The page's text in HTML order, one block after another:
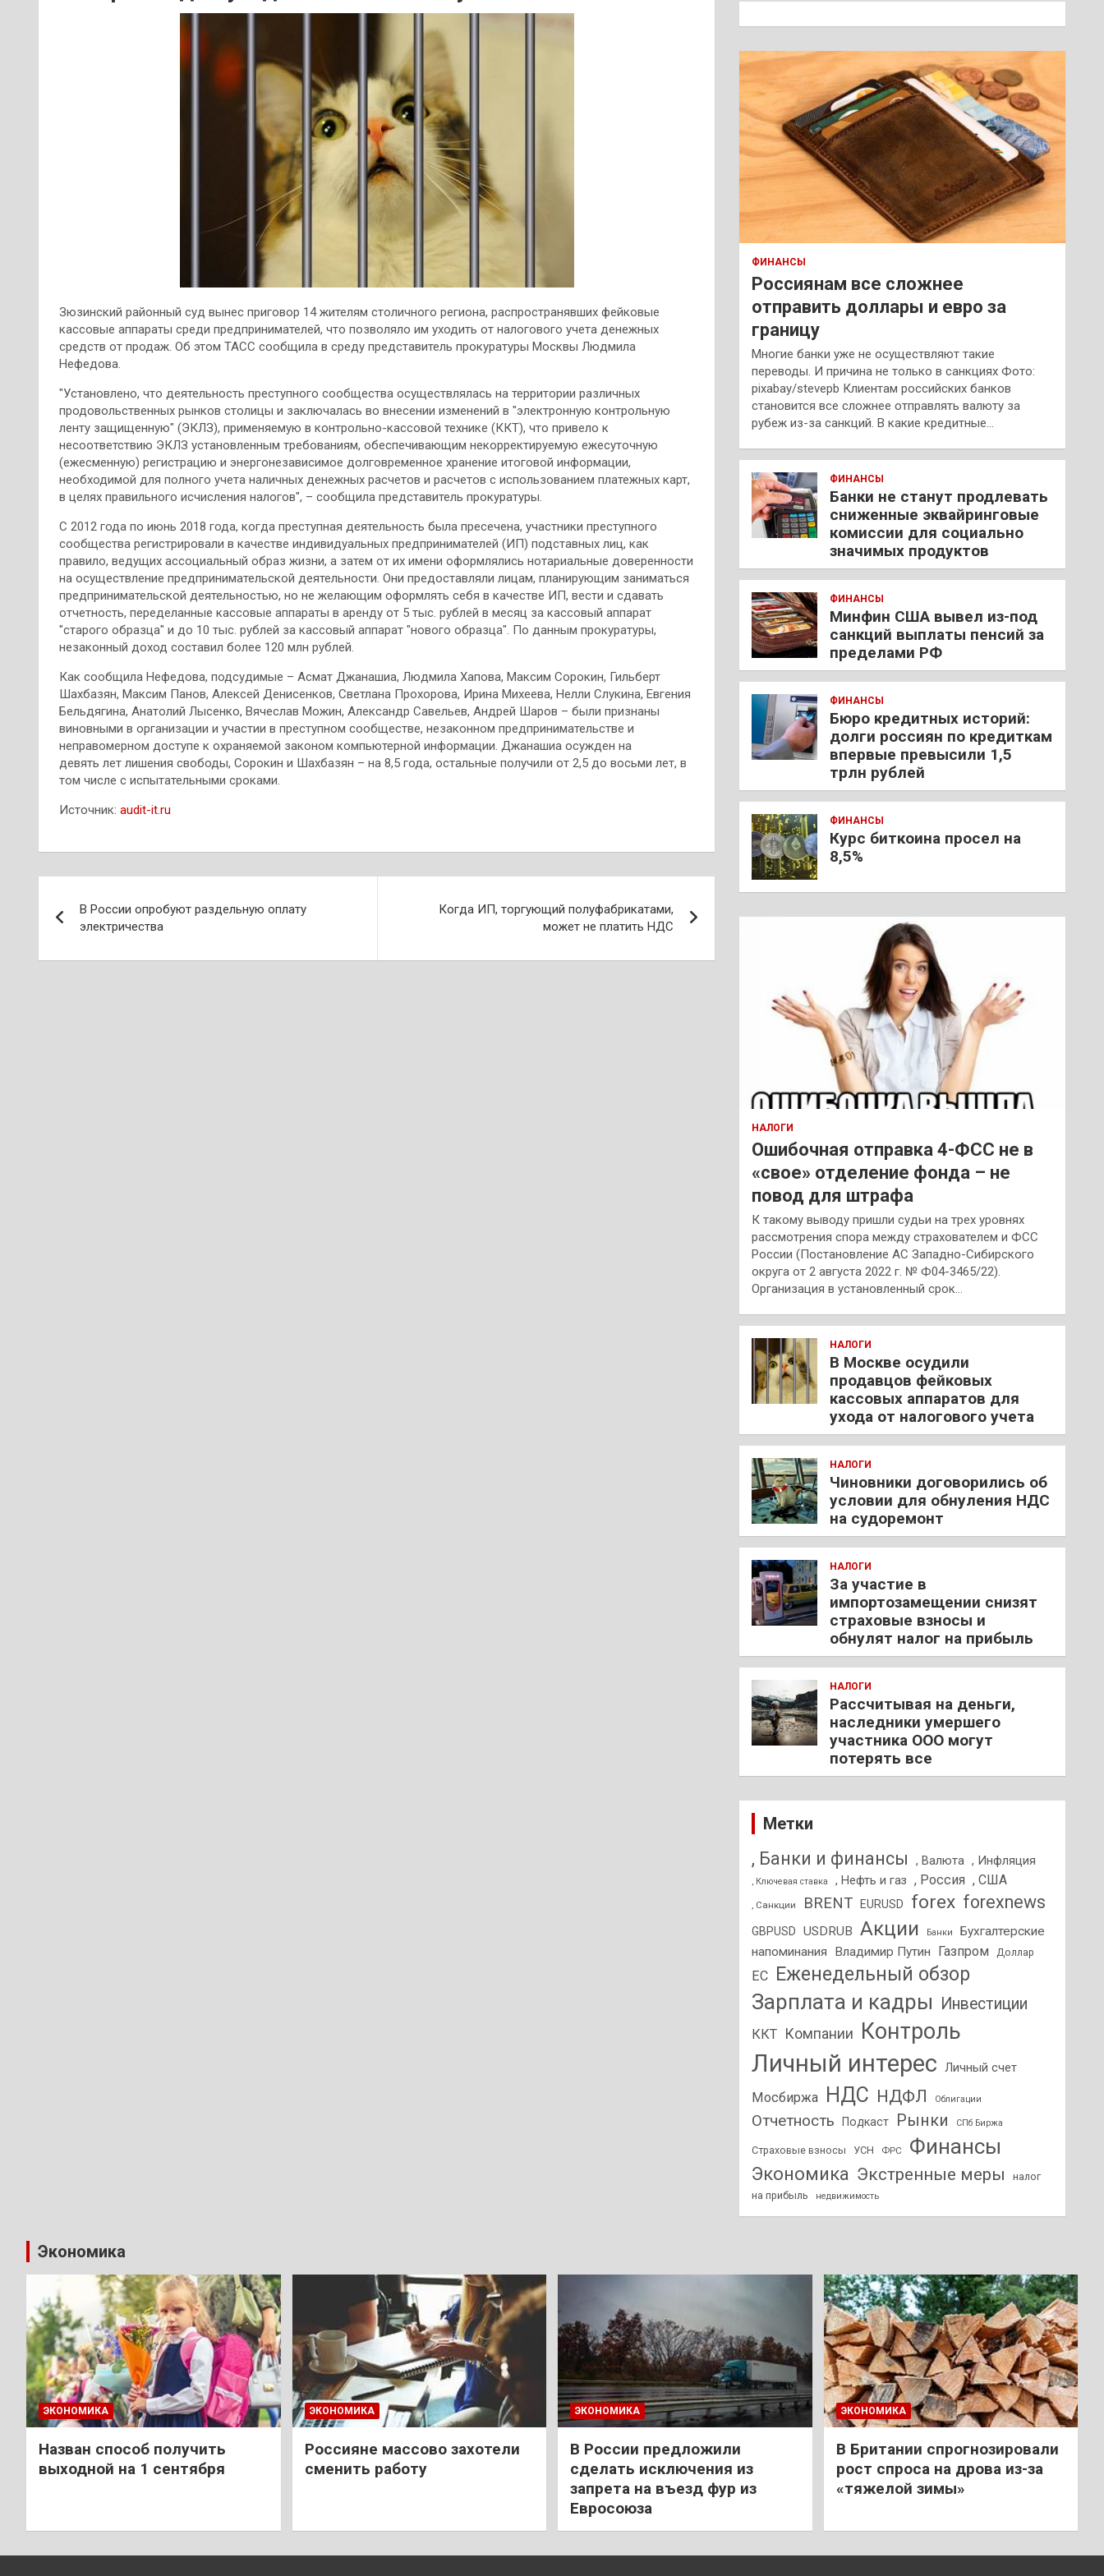
Зюзинский районный суд вынес приговор 14 жителям столичного региона, распространявших фейковые
кассовые аппараты среди предпринимателей, что позволяло им уходить от налогового учета денежных
средств от продаж. Об этом ТАСС сообщила в среду представитель прокуратуры Москвы Людмила
Нефедова.
"Установлено, что деятельность преступного сообщества осуществлялась на территории различных
продовольственных рынков столицы и заключалась во внесении изменений в "электронную контрольную
ленту защищенную" (ЭКЛЗ), применяемую в контрольно-кассовой технике (ККТ), что привело к
несоответствию ЭКЛЗ установленным требованиям, обеспечивающим некорректируемую ежесуточную
(ежесменную) регистрацию и энергонезависимое долговременное хранение итоговой информации,
необходимой для полного учета наличных денежных расчетов и расчетов с использованием платежных карт,
в целях правильного исчисления налогов", – сообщила представитель прокуратуры.
С 2012 года по июнь 2018 года, когда преступная деятельность была пресечена, участники преступного
сообщества регистрировали в качестве индивидуальных предпринимателей (ИП) подставных лиц, как
правило, ведущих ассоциальный образ жизни, а затем от их имени оформлялись нотариальные доверенности
на осуществление предпринимательской деятельности. Они предоставляли лицам, планирующим заниматься
предпринимательской деятельностью, но не желающим оформлять себя в качестве ИП, вести и сдавать
отчетность, переделанные кассовые аппараты в аренду от 5 тыс. рублей в месяц за кассовый аппарат
"старого образца" и до 10 тыс. рублей за кассовый аппарат "нового образца". По данным прокуратуры,
незаконный доход составил более 120 млн рублей.
Как сообщила Нефедова, подсудимые – Асмат Джанашиа, Людмила Хапова, Максим Сорокин, Гильберт
Шахбазян, Максим Панов, Алексей Денисенков, Светлана Прохорова, Ирина Михеева, Нелли Слукина, Евгения
Бельдягина, Анатолий Лысенко, Вячеслав Можин, Александр Савельев, Андрей Шаров – были признаны
виновными в организации и участии в преступном сообществе, незаконном предпринимательстве и
неправомерном доступе к охраняемой законом компьютерной информации. Джанашиа осужден на
девять лет лишения свободы, Сорокин и Шахбазян – на 8,5 года, остальные получили от 2,5 до восьми лет, в
том числе с испытательными сроками.
Источник: audit-it.ru
по
записям
В России опробуют раздельную оплату
электричества
Когда ИП, торгующий полуфабрикатами,
может не платить НДС
к
ФИНАНСЫ
Россиянам все сложнее
отправить доллары и евро за
границу
Многие банки уже не осуществляют такие
переводы. И причина не только в санкциях Фото:
pixabay/stevepb Клиентам российских банков
становится все сложнее отправлять валюту за
рубеж из-за санкций. В какие кредитные…
ФИНАНСЫ
Банки не станут продлевать
сниженные эквайринговые
комиссии для социально
значимых продуктов
ФИНАНСЫ
Минфин США вывел из-под
санкций выплаты пенсий за
пределами РФ
ФИНАНСЫ
Бюро кредитных историй:
долги россиян по кредиткам
впервые превысили 1,5
трлн рублей
ФИНАНСЫ
Курс биткоина просел на
8,5%
НАЛОГИ
Ошибочная отправка 4-ФСС не в
«свое» отделение фонда – не
повод для штрафа
К такому выводу пришли судьи на трех уровнях
рассмотрения спора между страхователем и ФСС
России (Постановление АС Западно-Сибирского
округа от 2 августа 2022 г. № Ф04-3465/22).
Организация в установленный срок…
НАЛОГИ
В Москве осудили
продавцов фейковых
кассовых аппаратов для
ухода от налогового учета
НАЛОГИ
Чиновники договорились об
условии для обнуления НДС
на судоремонт
НАЛОГИ
За участие в
импортозамещении снизят
страховые взносы и
обнулят налог на прибыль
НАЛОГИ
Рассчитывая на деньги,
наследники умершего
участника ООО могут
потерять все
Метки
, Банки и финансы , Валюта , Инфляция
, Ключевая ставка , Нефть и газ , Россия , США
, Санкции BRENT EURUSD forex forexnews
GBPUSD USDRUB Акции Банки
Бухгалтерские
напоминания
Владимир Путин Газпром Доллар
ЕС Еженедельный обзор
Зарплата и кадры Инвестиции
ККТ Компании Контроль
Личный интерес Личный счет
Мосбиржа НДС НДФЛ Облигации
Отчетность Подкаст Рынки СПб Биржа
Страховые взносы УСН ФРС Финансы
Экономика Экстренные меры
налог
на прибыль
недвижимость
Экономика
ЭКОНОМИКА
Назван способ получить
выходной на 1 сентября
ЭКОНОМИКА
Россияне массово захотели
сменить работу
ЭКОНОМИКА
В России предложили
сделать исключения из
запрета на въезд фур из
Евросоюза
ЭКОНОМИКА
В Британии спрогнозировали
рост спроса на дрова из-за
«тяжелой зимы»